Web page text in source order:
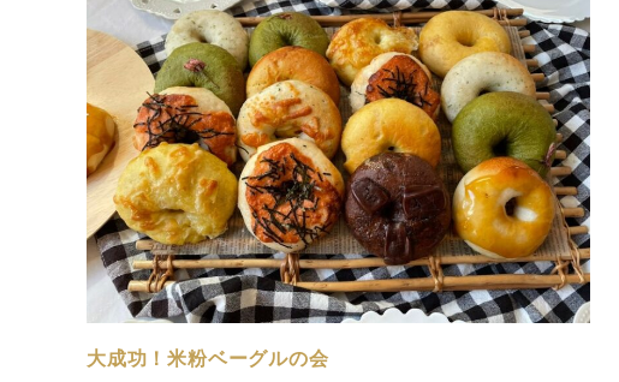
大成功！米粉ベーグルの会